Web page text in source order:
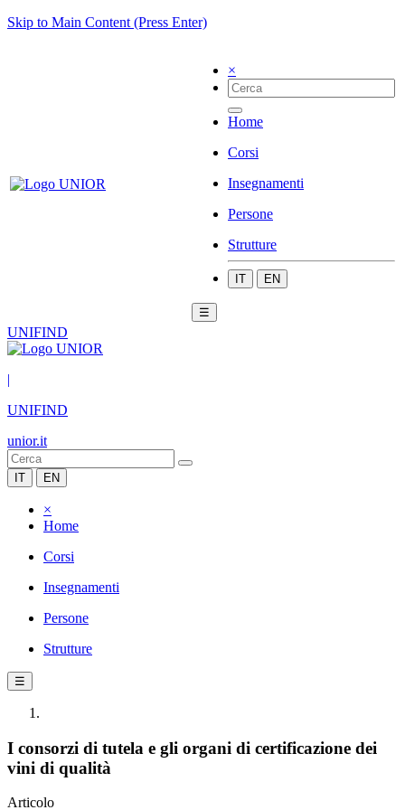
Skip to Main Content (Press Enter)
×
Home
Corsi
Insegnamenti
Persone
Strutture
IT EN
☰
UNIFIND
|
UNIFIND
unior.it
IT EN
×
Home
Corsi
Insegnamenti
Persone
Strutture
☰
I consorzi di tutela e gli organi di certificazione dei
vini di qualità
Articolo